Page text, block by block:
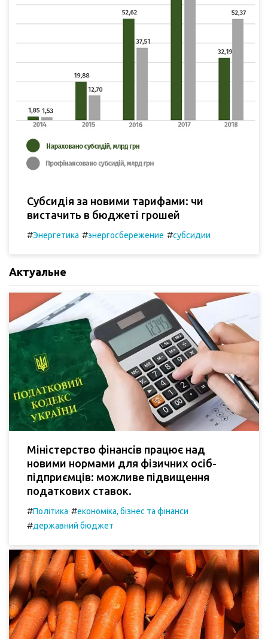
Субсидія за новими тарифами: чи
вистачить в бюджеті грошей
#Энергетика #энергосбережение #субсидии
Актуальне
Міністерство фінансів працює над
новими нормами для фізичних осіб-
підприємців: можливе підвищення
податкових ставок.
#Політика #економіка, бізнес та фінанси
#державний бюджет